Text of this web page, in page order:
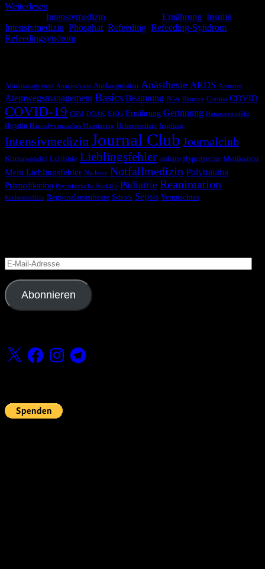
Weiterlesen
Intensivmedizin Ernährung Insulin
Intensivmedizin Phosphat Refeeding Refeeding-Syndrom
Refeedingsyndrom
Akutmanagement Anaphylaxie Antikoagulation Anästhesie ARDS Atemnot
Atemwegsmanagement Basics Beatmung BGA Blutung Corona COVID
COVID-19 CRM DOAK EKG Ernährung Gerinnung Harnwegsinfekt
Heparin Hämodynamisches Monitoring Höhenmedizin Impfung
IntensivmedizinJournal Club Journalclub
Klimawandel Leitlinie Lieblingsfehler maligne Hyperthermie Medikament
Mein Lieblingsfehler Narkose Notfallmedizin Polytrauma
Prämedikation Psychiatrische Notfälle Pädiatrie Reanimation
Rechtsmedizin Regionalanästhesie Schock Sepsis Vermischtes
E-
Mail-
Adresse
Abonnieren
X FacebookInstagramTelegram